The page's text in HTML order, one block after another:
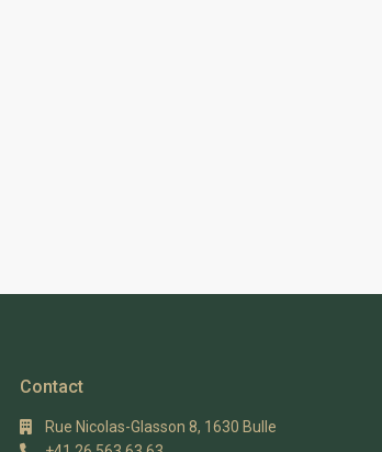
Contact
Rue Nicolas-Glasson 8, 1630 Bulle